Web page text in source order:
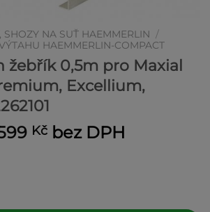
SHOZY NA SUŤ HAEMMERLIN /
HAEMMERLIN-COMPACT
žebřík 0,5m pro Maxial
Excellium,
KčAktuální
bez DPH
0,5m pro Maxial Compact, Premium,